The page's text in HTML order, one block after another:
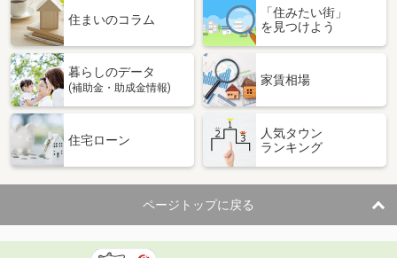
住まいのコラム
「住みたい街」
を見つけよう
暮らしのデータ
(補助金・助成金情報)
家賃相場
住宅ローン
人気タウン
ランキング
ページトップに戻る